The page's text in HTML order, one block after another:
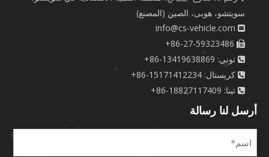
سويتشو، هوبى، الصين (المصنع)

info@cs-vehicle.com

 توني: 13419638869-86+
 كريستال: 15171412234-86+
 تينا: 18827117409-86+
أرسل لنا رسالة